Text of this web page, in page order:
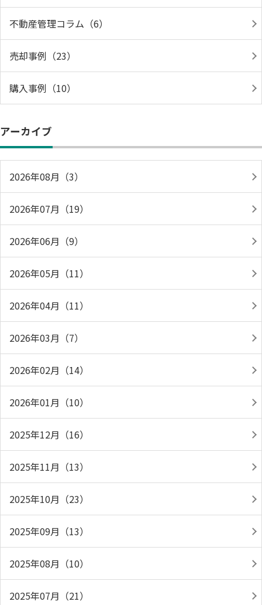
不動産管理コラム（6）
売却事例（23）
購入事例（10）
アーカイブ
2026年08月（3）
2026年07月（19）
2026年06月（9）
2026年05月（11）
2026年04月（11）
2026年03月（7）
2026年02月（14）
2026年01月（10）
2025年12月（16）
2025年11月（13）
2025年10月（23）
2025年09月（13）
2025年08月（10）
2025年07月（21）